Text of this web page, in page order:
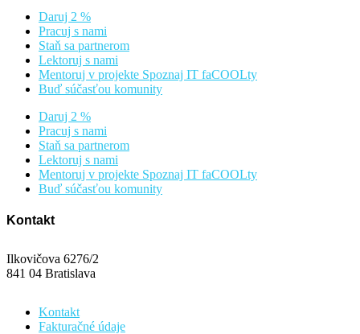
Daruj 2 %
Pracuj s nami
Staň sa partnerom
Lektoruj s nami
Mentoruj v projekte Spoznaj IT faCOOLty
Buď súčasťou komunity
Daruj 2 %
Pracuj s nami
Staň sa partnerom
Lektoruj s nami
Mentoruj v projekte Spoznaj IT faCOOLty
Buď súčasťou komunity
Kontakt
Ilkovičova 6276/2
841 04 Bratislava
Kontakt
Fakturačné údaje